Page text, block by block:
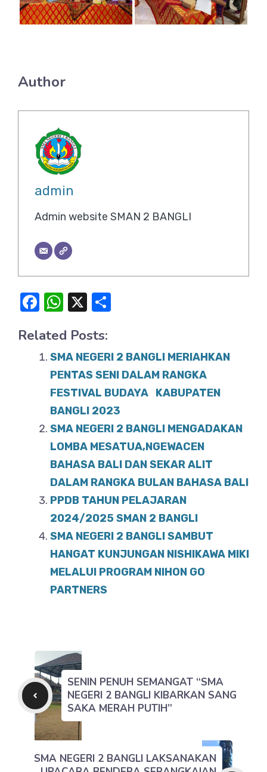
Author
admin
Admin website SMAN 2 BANGLI
F
c
e
k
W
at
s
A
p
p
X
e
Related Posts:
SMA NEGERI 2 BANGLI MERIAHKAN
PENTAS SENI DALAM RANGKA
FESTIVAL BUDAYA KABUPATEN
BANGLI 2023
SMA NEGERI 2 BANGLI MENGADAKAN
LOMBA MESATUA,NGEWACEN
BAHASA BALI DAN SEKAR ALIT
DALAM RANGKA BULAN BAHASA BALI
PPDB TAHUN PELAJARAN
2024/2025 SMAN 2 BANGLI
SMA NEGERI 2 BANGLI SAMBUT
HANGAT KUNJUNGAN NISHIKAWA MIKI
MELALUI PROGRAM NIHON GO
PARTNERS
SENIN PENUH SEMANGAT “SMA
NEGERI 2 BANGLI KIBARKAN SANG
SAKA MERAH PUTIH”
SMA NEGERI 2 BANGLI LAKSANAKAN